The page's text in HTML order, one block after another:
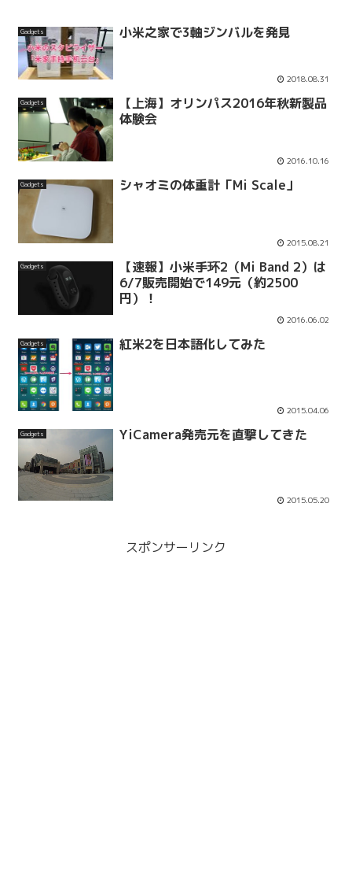
Gadgets 小米之家で3軸ジンバルを発見
2018.08.31
Gadgets
【上海】オリンパス2016年秋新製品
体験会
2016.10.16
Gadgets シャオミの体重計「Mi Scale」
2015.08.21
Gadgets
【速報】小米手环2（Mi Band 2）は
6/7販売開始で149元（約2500
円）！
2016.06.02
Gadgets 紅米2を日本語化してみた
2015.04.06
Gadgets YiCamera発売元を直撃してきた
2015.05.20
スポンサーリンク